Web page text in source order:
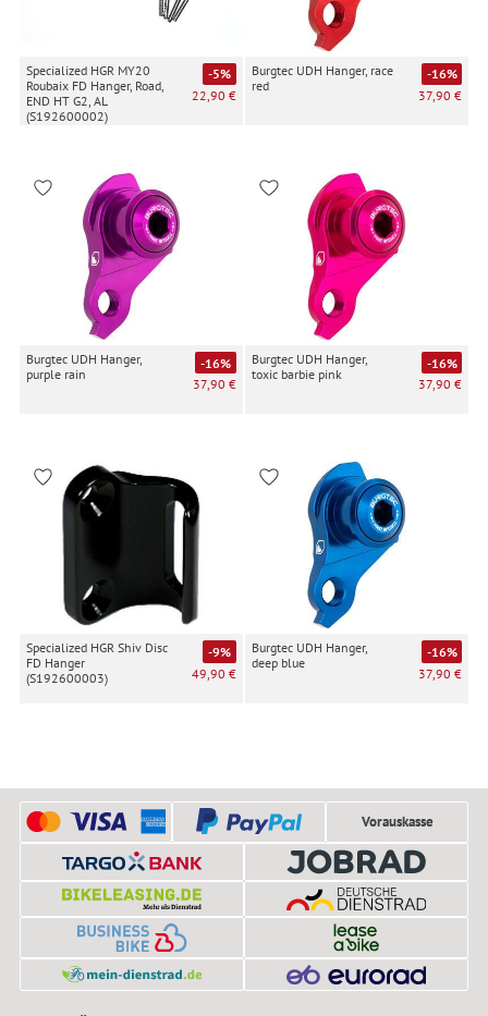
Specialized HGR MY20
Roubaix FD Hanger, Road,
END HT G2, AL
(S192600002)
-5%
22,90 €
Burgtec UDH Hanger, race
red
-16%
37,90 €
Burgtec UDH Hanger,
purple rain
-16%
37,90 €
Burgtec UDH Hanger,
toxic barbie pink
-16%
37,90 €
Specialized HGR Shiv Disc
FD Hanger
(S192600003)
-9%
49,90 €
Burgtec UDH Hanger,
deep blue
-16%
37,90 €
Vorauskasse